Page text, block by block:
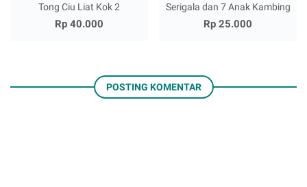
Tong Ciu Liat Kok 2
Rp 40.000
Serigala dan 7 Anak Kambing
Rp 25.000
POSTING KOMENTAR